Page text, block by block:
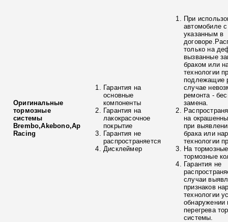
Оригинальные
тормозные
системы
Brembo,Akebono,Ap
Racing
Гарантия на
основные
компоненты
Гарантия на
лакокрасочное
покрытие
Гарантия не
распространяется
Дисклеймер
При
автомобиле
указанным в
только на
вызванные
браком или
технологии
подлежащие
случае
ремонта -
замена.
на
при
брака или
технологии
На
тормозные
Гарантия не
случаи
признаков
технологии
обнаружении
перегрева
системы.